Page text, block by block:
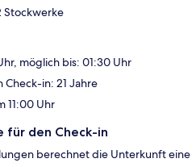
Stockwerke
möglich bis: 01:30 Uhr
in: 21 Jahre
11:00 Uhr
für den Check-in
berechnet die Unterkunft eine